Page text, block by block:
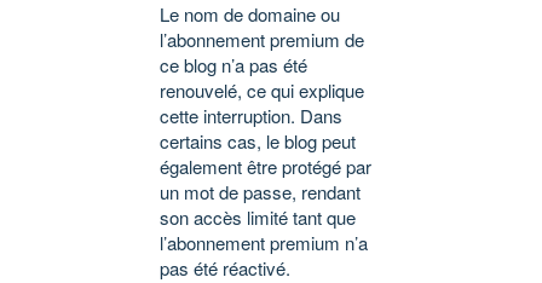
Le nom de domaine ou
l’abonnement premium de
ce blog n’a pas été
renouvelé, ce qui explique
cette interruption. Dans
certains cas, le blog peut
également être protégé par
un mot de passe, rendant
son accès limité tant que
l’abonnement premium n’a
pas été réactivé.